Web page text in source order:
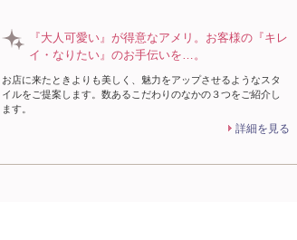
『大人可愛い』が得意なアメリ。お客様の『キレ
イ・なりたい』のお手伝いを…。
お店に来たときよりも美しく、魅力をアップさせるようなスタ
イルをご提案します。数あるこだわりのなかの３つをご紹介し
ます。
詳細を見る